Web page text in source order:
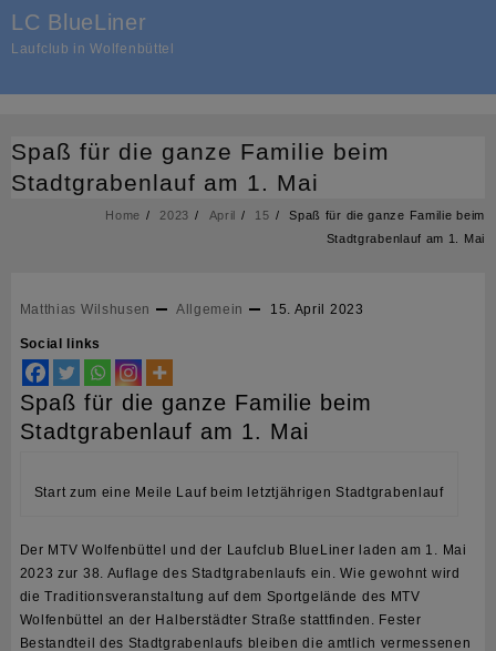
content
LC BlueLiner
Laufclub in Wolfenbüttel
Spaß für die ganze Familie beim
Stadtgrabenlauf am 1. Mai
Home 2023 April 15
Spaß für die ganze Familie beim
Stadtgrabenlauf am 1. Mai
Matthias Wilshusen Allgemein 15. April 2023
Social links
Spaß für die ganze Familie beim
Stadtgrabenlauf am 1. Mai
Start zum eine Meile Lauf beim letztjährigen Stadtgrabenlauf
Der MTV Wolfenbüttel und der Laufclub BlueLiner laden am 1. Mai
2023 zur 38. Auflage des Stadtgrabenlaufs ein. Wie gewohnt wird
die Traditionsveranstaltung auf dem Sportgelände des MTV
Wolfenbüttel an der Halberstädter Straße stattfinden. Fester
Bestandteil des Stadtgrabenlaufs bleiben die amtlich vermessenen